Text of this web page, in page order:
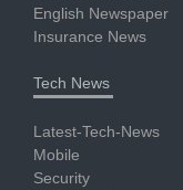
English Newspaper
Insurance News
Tech News
Latest-Tech-News
Mobile
Security